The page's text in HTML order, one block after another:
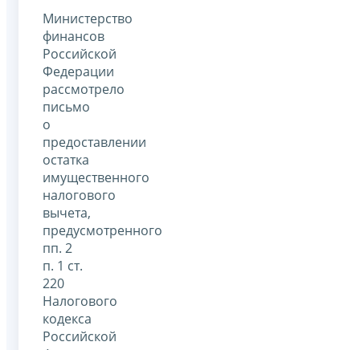
Министерство
финансов
Российской
Федерации
рассмотрело
письмо
о
предоставлении
остатка
имущественного
налогового
вычета,
предусмотренного
пп. 2
п. 1 ст.
220
Налогового
кодекса
Российской